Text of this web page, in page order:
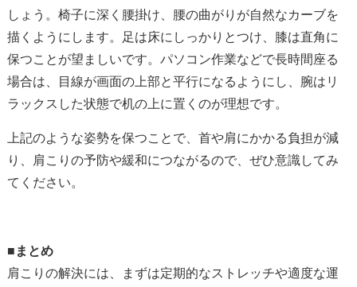
しょう。椅子に深く腰掛け、腰の曲がりが自然なカーブを
描くようにします。足は床にしっかりとつけ、膝は直角に
保つことが望ましいです。パソコン作業などで長時間座る
場合は、目線が画面の上部と平行になるようにし、腕はリ
ラックスした状態で机の上に置くのが理想です。
上記のような姿勢を保つことで、首や肩にかかる負担が減
り、肩こりの予防や緩和につながるので、ぜひ意識してみ
てください。
■まとめ
肩こりの解決には、まずは定期的なストレッチや適度な運